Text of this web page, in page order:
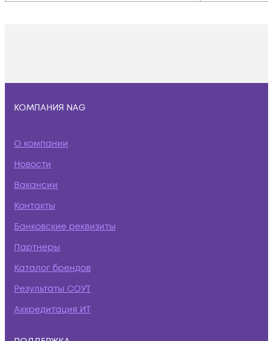
КОМПАНИЯ NAG
О компании
Новости
Вакансии
Контакты
Банковские реквизиты
Партнеры
Каталог брендов
Результаты СОУТ
Аккредитация ИТ